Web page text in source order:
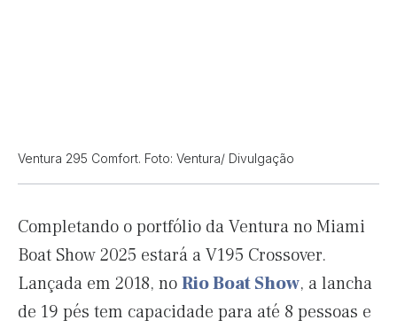
Ventura 295 Comfort. Foto: Ventura/ Divulgação
Completando o portfólio da Ventura no Miami
Boat Show 2025 estará a V195 Crossover.
Lançada em 2018, noRio Boat Show, a lancha
de 19 pés tem capacidade para até 8 pessoas e